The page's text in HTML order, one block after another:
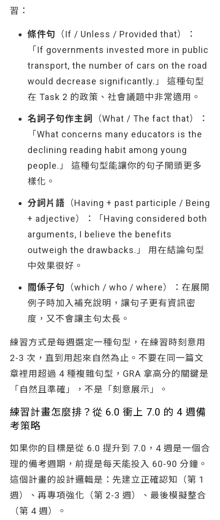
習：
條件句 （If / Unless / Provided that）：
「If governments invested more in public
transport, the number of cars on the road
would decrease significantly.」 這種句型
在 Task 2 的政策、社會議題中非常適用。
名詞子句作主詞
（What / The fact that）：
「What concerns many educators is the
declining reading habit among young
people.」 這種句型能讓你的句子開頭更多
樣化。
分詞片語 （Having + past participle / Being
+ adjective）：「Having considered both
arguments, I believe the benefits
outweigh the drawbacks.」 用在結論句型
中效果很好。
關係子句 （which / who / where）：在展開
例子時加入補充說明，讓句子更有資訊密
度，又不會讓主句太長。
練習方式是每週選定一種句型，在練習時刻意用
2-3 次，直到用起來自然為止。不要在同一篇文
章裡用超過 4 種複雜句型，GRA 拿高分的關鍵是
「自然且準確」，不是「刻意展示」。
練習計畫怎麼排？從 6.0 衝上 7.0 的 4 週備
考策略
如果你的目標是從 6.0 提升到 7.0，4 週是一個合
理的備考週期，前提是每天能投入 60-90 分鐘。
這個計畫的設計邏輯是：先建立正確認知（第 1
週）、再專項強化（第 2-3 週）、最後模擬整合
（第 4 週）。